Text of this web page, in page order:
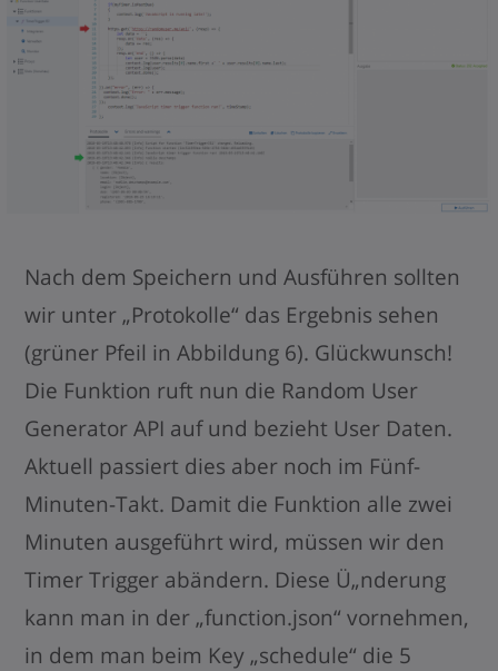
Nach dem Speichern und Ausführen sollten
wir unter „Protokolle“ das Ergebnis sehen
(grüner Pfeil in Abbildung 6). Glückwunsch!
Die Funktion ruft nun die Random User
Generator API auf und bezieht User Daten.
Aktuell passiert dies aber noch im Fünf-
Minuten-Takt. Damit die Funktion alle zwei
Minuten ausgeführt wird, müssen wir den
Timer Trigger abändern. Diese Ü„nderung
kann man in der „function.json“ vornehmen,
in dem man beim Key „schedule“ die 5